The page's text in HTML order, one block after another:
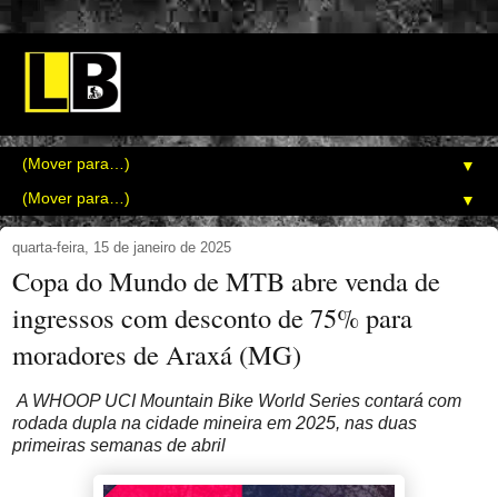
▼
▼
quarta-feira, 15 de janeiro de 2025
Copa do Mundo de MTB abre venda de
ingressos com desconto de 75% para
moradores de Araxá (MG)
A WHOOP UCI Mountain Bike World Series contará com
rodada dupla na cidade mineira em 2025, nas duas
primeiras semanas de abril